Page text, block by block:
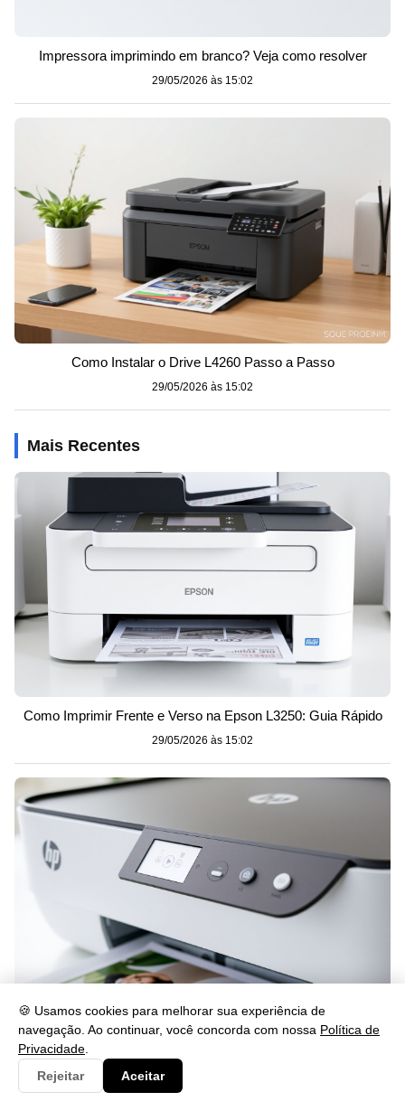
🍪 Usamos cookies para melhorar sua experiência de
navegação. Ao continuar, você concorda com nossa Política de
Privacidade
Rejeitar
Aceitar
Impressora imprimindo em branco? Veja como resolver
29/05/2026 às 15:02
Como Instalar o Drive L4260 Passo a Passo
29/05/2026 às 15:02
Mais Recentes
Como Imprimir Frente e Verso na Epson L3250: Guia Rápido
29/05/2026 às 15:02
Como Desbloquear a HP DeskJet 2874 e o Cartucho